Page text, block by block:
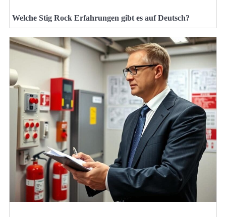
Welche Stig Rock Erfahrungen gibt es auf Deutsch?